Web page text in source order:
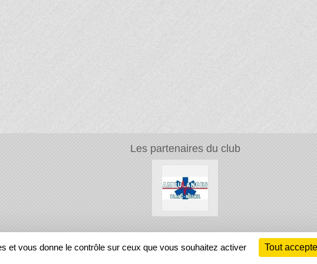
Les partenaires du club
et vous donne le contrôle sur ceux que vous souhaitez activer Tout